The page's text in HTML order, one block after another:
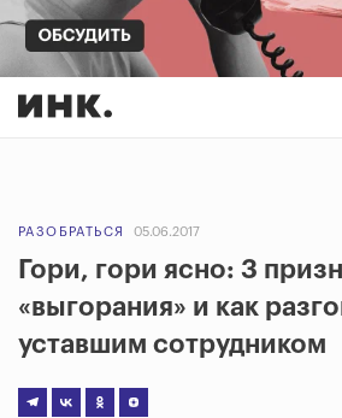
РАЗОБРАТЬСЯ 05.06.2017
Гори, гори ясно: 3
«выгорания» и как
уставшим сотрудником